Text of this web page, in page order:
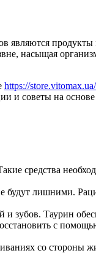
продукты
насыщая
https://
и советы на
средства
будут лишними.
зубов. Таурин
с
со стороны